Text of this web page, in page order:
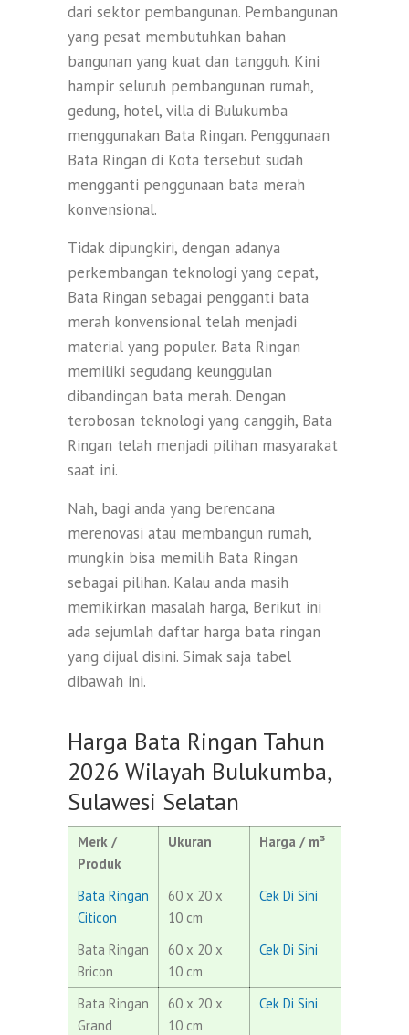
dari sektor pembangunan. Pembangunan
yang pesat membutuhkan bahan
bangunan yang kuat dan tangguh. Kini
hampir seluruh pembangunan rumah,
gedung, hotel, villa di Bulukumba
menggunakan Bata Ringan. Penggunaan
Bata Ringan di Kota tersebut sudah
mengganti penggunaan bata merah
konvensional.
Tidak dipungkiri, dengan adanya
perkembangan teknologi yang cepat,
Bata Ringan sebagai pengganti bata
merah konvensional telah menjadi
material yang populer. Bata Ringan
memiliki segudang keunggulan
dibandingan bata merah. Dengan
terobosan teknologi yang canggih, Bata
Ringan telah menjadi pilihan masyarakat
saat ini.
Nah, bagi anda yang berencana
merenovasi atau membangun rumah,
mungkin bisa memilih Bata Ringan
sebagai pilihan. Kalau anda masih
memikirkan masalah harga, Berikut ini
ada sejumlah daftar harga bata ringan
yang dijual disini. Simak saja tabel
dibawah ini.
Harga Bata Ringan Tahun
2026 Wilayah Bulukumba,
Sulawesi Selatan
Merk /
Produk
Ukuran Harga / m³
Bata Ringan
Citicon
60 x 20 x
10 cm
Cek Di Sini
Bata Ringan
Bricon
60 x 20 x
10 cm
Cek Di Sini
Bata Ringan
Grand
60 x 20 x
10 cm
Cek Di Sini